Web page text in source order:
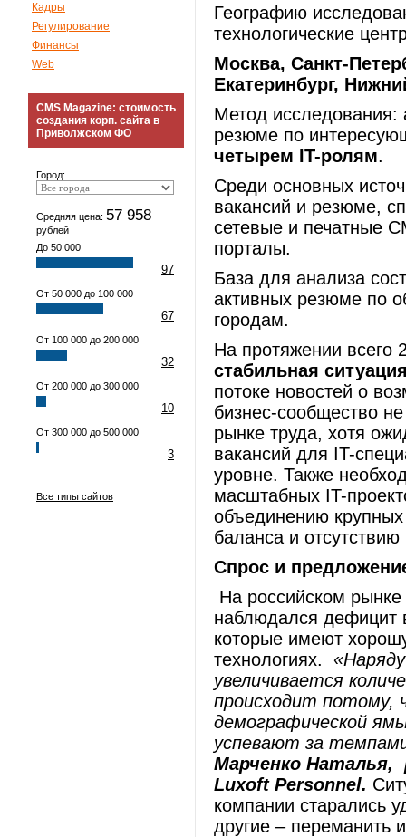
Кадры
Регулирование
Финансы
Web
CMS Magazine: стоимость
создания корп. сайта в
Приволжском ФО
Город:
Средняя цена: 57 958
рублей
До 50 000
97
От 50 000 до 100 000
67
От 100 000 до 200 000
32
От 200 000 до 300 000
10
От 300 000 до 500 000
3
Все типы сайтов
Географию
технологические
Москва, Санкт-
Екатеринбург,
Метод исследования:
резюме по
четырем IT-ролям.
Среди основных
вакансий и резюме,
сетевые и печатные
порталы.
База для анализа
активных резюме по
городам.
На протяжении всего
стабильная
потоке новостей о
бизнес-сообщество
рынке труда, хотя
вакансий для IT-
уровне. Также
масштабных IT-
объединению
баланса и
Спрос и
На российском
наблюдался дефицит
которые имеют
технологиях.
увеличивается
происходит потому,
демографической
успевают за
Марченко Наталья,
Luxoft Personnel.
компании старались
другие – переманить